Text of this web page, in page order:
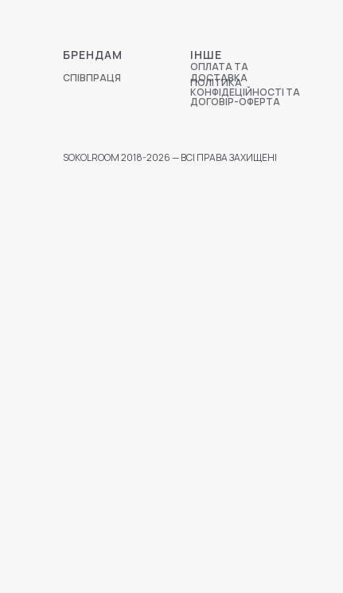
СПІВПРАЦЯ
БРЕНДАМ
ОПЛАТА ТА
ДОСТАВКА
ПОЛІТИКА
КОНФІДЕЦІЙНОСТІ ТА
ДОГОВІР-ОФЕРТА
ІНШЕ
SOKOLROOM 2018-2026 — ВСІ ПРАВА ЗАХИЩЕНІ